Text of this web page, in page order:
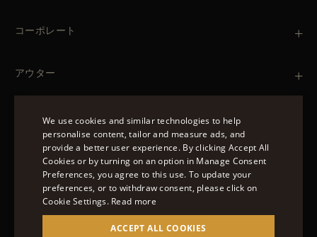
クッキーポリシー
アクセシビリティ・ステートメント
コーポレート
アウター
Men's Spring Coats
Denim Jackets for Womenフォローする
© 2022 – MOORER S.P.A – VIA XXV APRILE, 90 37014
CASTELNUOVO DEL GARDA (VR) P.I./C.F.:
ENGLISH
ITALIAN
We use cookies and similar technologies to help
personalise content, tailor and measure ads, and
provide a better user experience. By clicking Accept All
Cookies or by turning on an option in Manage Consent
Preferences, you agree to this use. To update your
preferences, or to withdraw consent, please click on
Cookie Settings. Read more
ACCEPT ALL COOKIES